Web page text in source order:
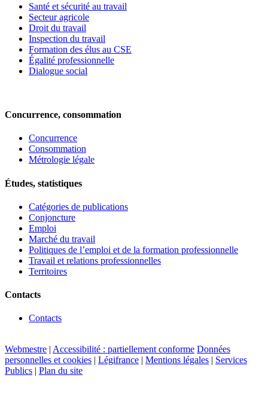
Santé et sécurité au travail
Secteur agricole
Droit du travail
Inspection du travail
Formation des élus au CSE
Égalité professionnelle
Dialogue social
Concurrence, consommation
Concurrence
Consommation
Métrologie légale
Études, statistiques
Catégories de publications
Conjoncture
Emploi
Marché du travail
Politiques de l’emploi et de la formation professionnelle
Travail et relations professionnelles
Territoires
Contacts
Contacts
Webmestre | Accessibilité : partiellement conforme Données
personnelles et cookies | Légifrance | Mentions légales | Services
Publics | Plan du site